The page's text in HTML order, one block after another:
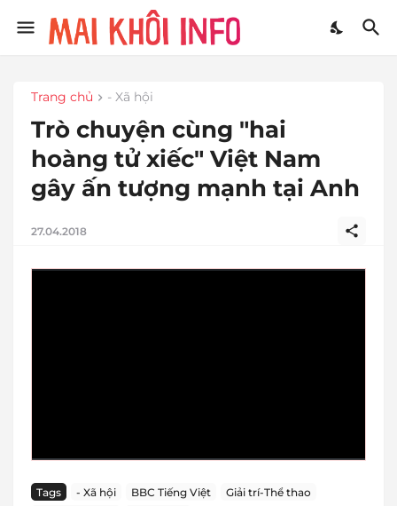
Trang chủ - Xã hội
Trò chuyện cùng "hai
hoàng tử xiếc" Việt Nam
gây ấn tượng mạnh tại Anh
27.04.2018
Tags - Xã hội BBC Tiếng Việt
Giải trí-Thể thao